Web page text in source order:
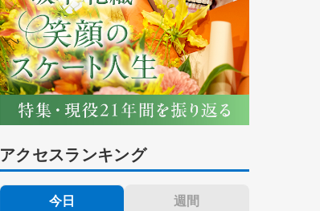
アクセスランキング
今日 週間